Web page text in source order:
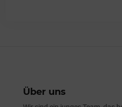
Über uns